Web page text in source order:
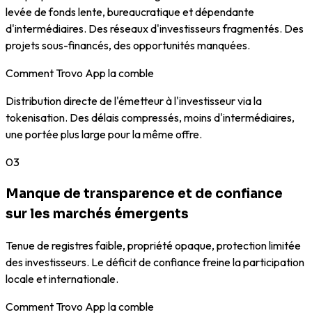
levée de fonds lente, bureaucratique et dépendante
d'intermédiaires. Des réseaux d'investisseurs fragmentés. Des
projets sous-financés, des opportunités manquées.
Comment Trovo App la comble
Distribution directe de l'émetteur à l'investisseur via la
tokenisation. Des délais compressés, moins d'intermédiaires,
une portée plus large pour la même offre.
03
Manque de transparence et de confiance
sur les marchés émergents
Tenue de registres faible, propriété opaque, protection limitée
des investisseurs. Le déficit de confiance freine la participation
locale et internationale.
Comment Trovo App la comble